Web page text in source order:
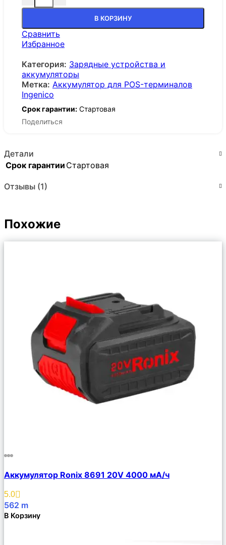
В КОРЗИНУ
Сравнить
Избранное
Категория: Зарядные устройства и
аккумуляторы
Метка: Аккумулятор для POS-терминалов
Ingenico
Срок гарантии: Стартовая
Поделиться
Детали
Срок гарантии Стартовая
Отзывы (1)
Похожие
Описание
Избранное
Аккумулятор Ronix 8691 20V 4000 мА/ч
5.0
562 m
В Корзину